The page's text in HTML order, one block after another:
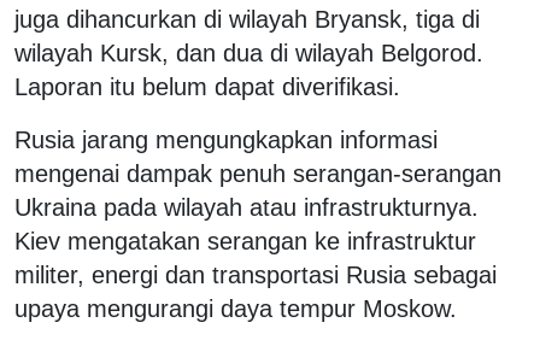
juga dihancurkan di wilayah Bryansk, tiga di
wilayah Kursk, dan dua di wilayah Belgorod.
Laporan itu belum dapat diverifikasi.
Rusia jarang mengungkapkan informasi
mengenai dampak penuh serangan-serangan
Ukraina pada wilayah atau infrastrukturnya.
Kiev mengatakan serangan ke infrastruktur
militer, energi dan transportasi Rusia sebagai
upaya mengurangi daya tempur Moskow.